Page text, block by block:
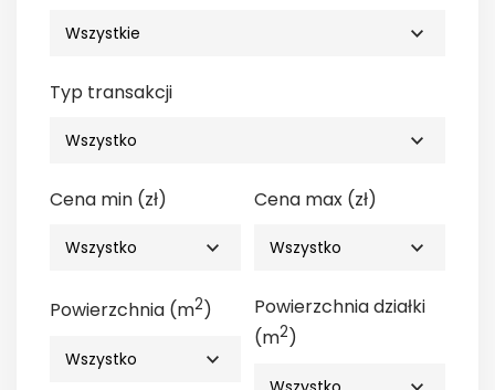
Typ transakcji
Cena min (zł) Cena max (zł)
Powierzchnia (m2)
Powierzchnia działki
(m2)